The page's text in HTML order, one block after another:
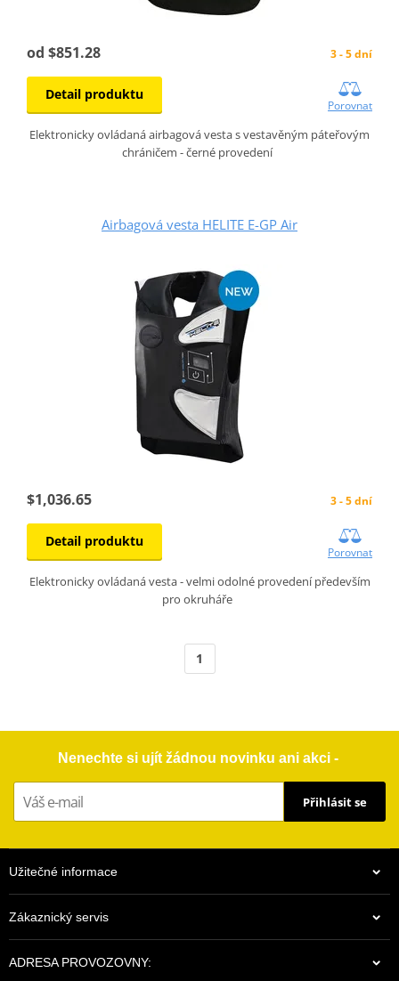
od $851.28 3 - 5 dní
Detail produktu
Porovnat
Elektronicky ovládaná airbagová vesta s vestavěným páteřovým
chráničem - černé provedení
Airbagová vesta HELITE E-GP Air
$1,036.65 3 - 5 dní
Detail produktu
Porovnat
Elektronicky ovládaná vesta - velmi odolné provedení především
pro okruháře
1
Nenechte si ujít žádnou novinku ani akci -
Přihlásit se
Užitečné informace
Zákaznický servis
ADRESA PROVOZOVNY: